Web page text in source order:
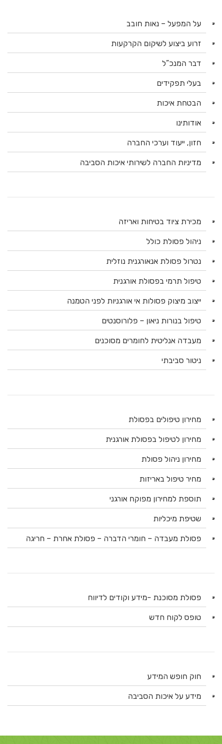
על המפעל – נאות חובב
זרוע ביצוע לשיקום הקרקעות
דבר המנכ”ל
בעלי תפקידים
הבטחת איכות
אודותינו
חזון, ייעוד וערכי החברה
מדיניות החברה לשירותי איכות הסביבה
מכירת ציוד בטיחות ואריזה
ניהול פסולת כולל
נטרול פסולת אנאורגנית נוזלית
טיפול תרמי בפסולת אורגנית
ייצוב מיצוק פסולות אי אורגניות לפני הטמנה
טיפול בנורות ניאון – פלורוסנטים
מעבדה אנליטית לחומרים מסוכנים
ניטור סביבתי
מחירון טיפולים בפסולת
מחירון לטיפול בפסולת אורגנית
מחירון ניהול פסולת
מחיר טיפול באריזות
תוספת למחירון מפוקח אורגני
שטיפת מיכליות
פסולת מעבדה – חומרי הדברה – פסולת אחרת – חריגה
פסולת מסוכנת -מידע וקודים לדיווח
טופס לקוח חדש
חוק חופש המידע
מידע על איכות הסביבה